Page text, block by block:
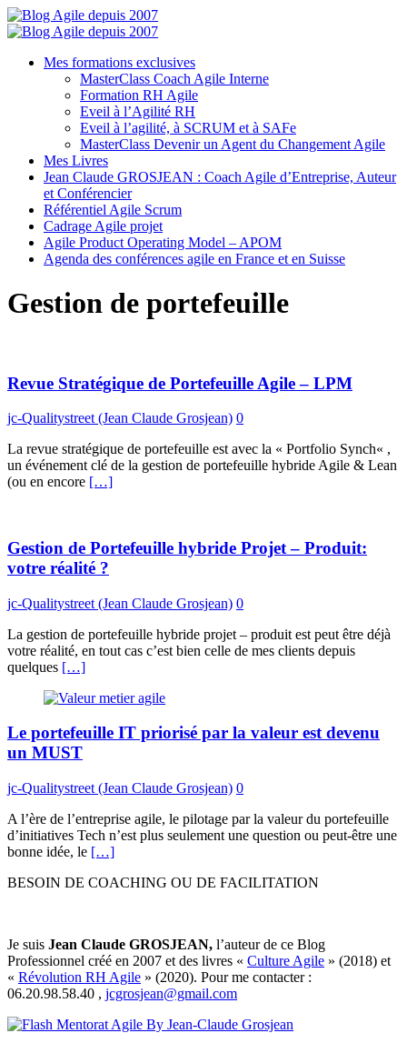
Mes formations exclusives
MasterClass Coach Agile Interne
Formation RH Agile
Eveil à l’Agilité RH
Eveil à l’agilité, à SCRUM et à SAFe
MasterClass Devenir un Agent du Changement Agile
Mes Livres
Jean Claude GROSJEAN : Coach Agile d’Entreprise, Auteur
et Conférencier
Référentiel Agile Scrum
Cadrage Agile projet
Agile Product Operating Model – APOM
Agenda des conférences agile en France et en Suisse
Gestion de portefeuille
Revue Stratégique de Portefeuille Agile – LPM
jc-Qualitystreet (Jean Claude Grosjean) 0
La revue stratégique de portefeuille est avec la « Portfolio Synch« ,
un événement clé de la gestion de portefeuille hybride Agile & Lean
(ou en encore […]
Gestion de Portefeuille hybride Projet – Produit:
votre réalité ?
jc-Qualitystreet (Jean Claude Grosjean) 0
La gestion de portefeuille hybride projet – produit est peut être déjà
votre réalité, en tout cas c’est bien celle de mes clients depuis
quelques […]
Le portefeuille IT priorisé par la valeur est devenu
un MUST
jc-Qualitystreet (Jean Claude Grosjean) 0
A l’ère de l’entreprise agile, le pilotage par la valeur du portefeuille
d’initiatives Tech n’est plus seulement une question ou peut-être une
bonne idée, le […]
BESOIN DE COACHING OU DE FACILITATION
Je suis Jean Claude GROSJEAN, l’auteur de ce Blog
Professionnel créé en 2007 et des livres « Culture Agile » (2018) et
« Révolution RH Agile » (2020). Pour me contacter :
06.20.98.58.40 , jcgrosjean@gmail.com